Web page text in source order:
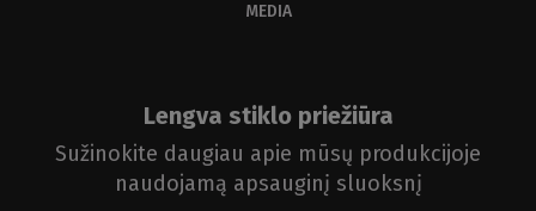
MEDIA
Lengva stiklo priežiūra
Sužinokite daugiau apie mūsų produkcijoje
naudojamą apsauginį sluoksnį